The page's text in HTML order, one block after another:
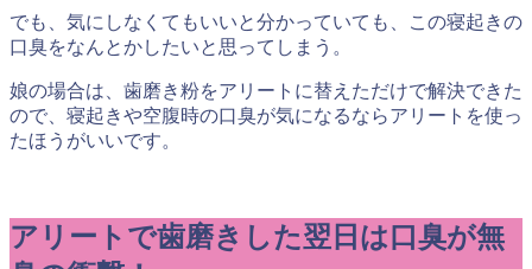
でも、気にしなくてもいいと分かっていても、この寝起きの
口臭をなんとかしたいと思ってしまう。
娘の場合は、歯磨き粉をアリートに替えただけで解決できた
ので、寝起きや空腹時の口臭が気になるならアリートを使っ
たほうがいいです。
アリートで歯磨きした翌日は口臭が無